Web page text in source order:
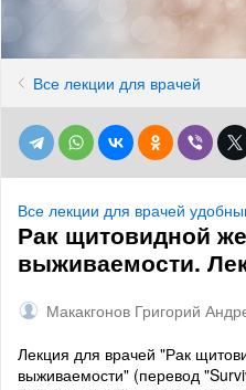
Все лекции для врачей
Все лекции для врачей
Рак щитовидной
выживаемости.
Макакгонов Григорий
Лекция для врачей "Рак
выживаемости" (перевод